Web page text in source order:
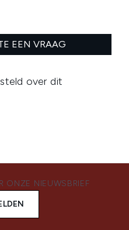
ONZE NIEUWSBRIEF